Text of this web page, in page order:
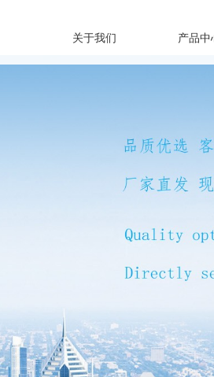
关于我们 产品中